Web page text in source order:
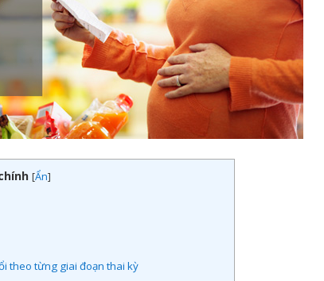
[Ẩn]
theo từng giai đoạn thai kỳ